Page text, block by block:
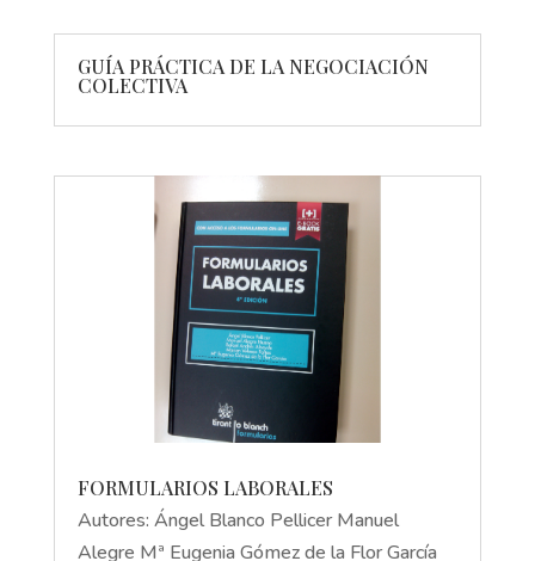
GUÍA PRÁCTICA DE LA NEGOCIACIÓN
COLECTIVA
FORMULARIOS LABORALES
Autores: Ángel Blanco Pellicer Manuel
Alegre Mª Eugenia Gómez de la Flor García